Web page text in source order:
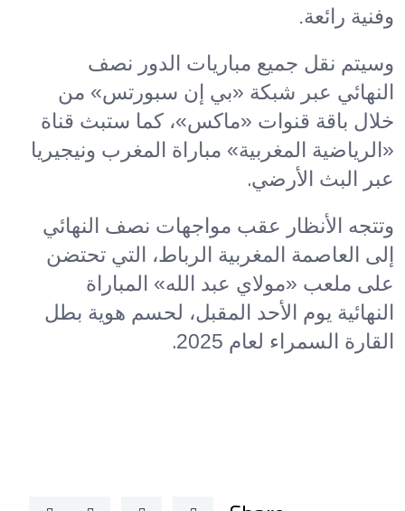
وفنية رائعة.
وسيتم نقل جميع مباريات الدور نصف
النهائي عبر شبكة «بي إن سبورتس» من
خلال باقة قنوات «ماكس»، كما ستبث قناة
«الرياضية المغربية» مباراة المغرب ونيجيريا
عبر البث الأرضي.
وتتجه الأنظار عقب مواجهات نصف النهائي
إلى العاصمة المغربية الرباط، التي تحتضن
على ملعب «مولاي عبد الله» المباراة
النهائية يوم الأحد المقبل، لحسم هوية بطل
القارة السمراء لعام 2025
.